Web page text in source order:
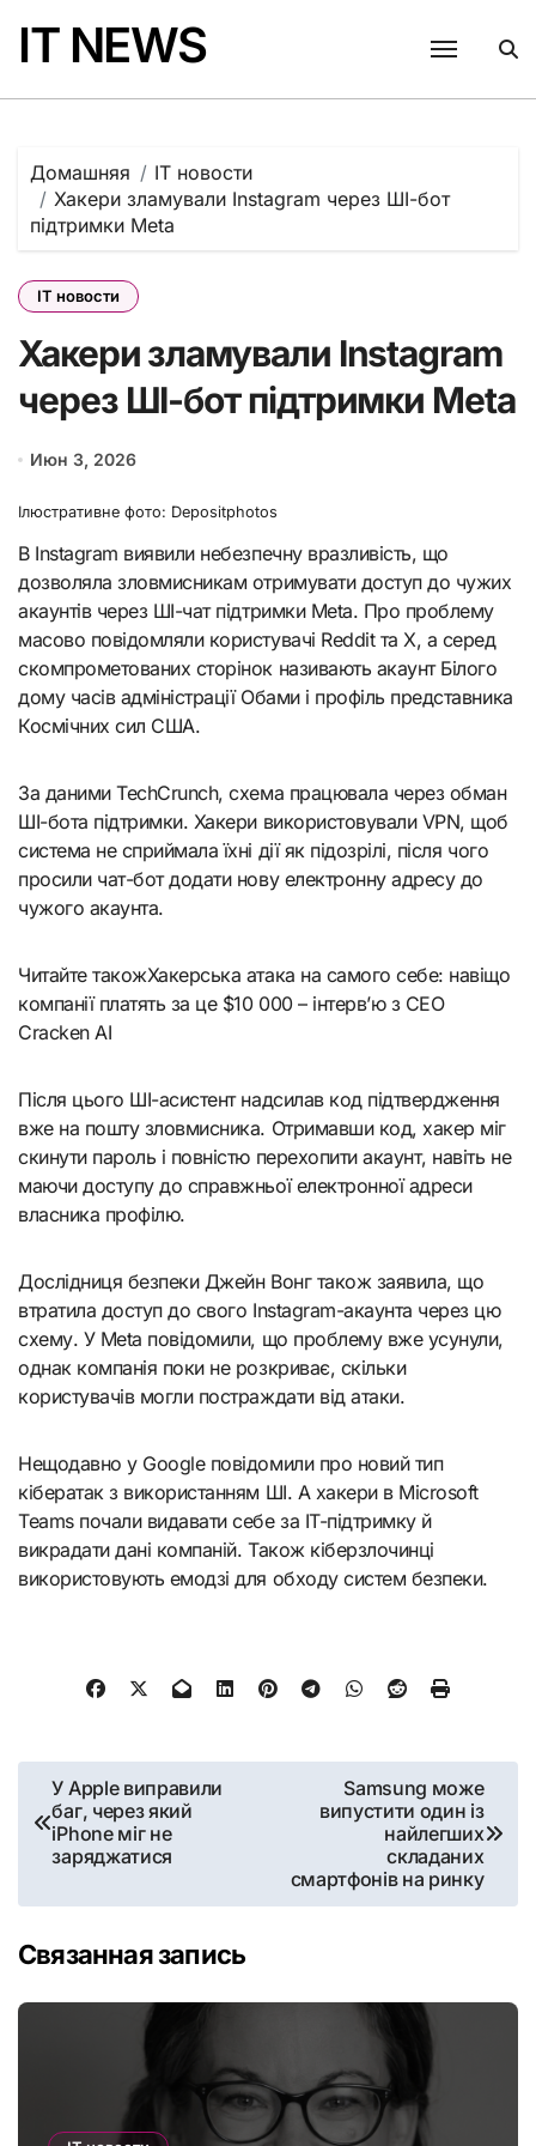
содержанию
IT NEWS
Домашняя
IT новости
Хакери зламували Instagram через ШІ-бот
підтримки Meta
IT новости
Хакери зламували Instagram
через ШІ-бот підтримки Meta
Июн 3, 2026
Ілюстративне фото: Depositphotos
В Instagram виявили небезпечну вразливість, що
дозволяла зловмисникам отримувати доступ до чужих
акаунтів через ШІ-чат підтримки Meta. Про проблему
масово повідомляли користувачі Reddit та X, а серед
скомпрометованих сторінок називають акаунт Білого
дому часів адміністрації Обами і профіль представника
Космічних сил США.
За даними TechCrunch, схема працювала через обман
ШІ-бота підтримки. Хакери використовували VPN, щоб
система не сприймала їхні дії як підозрілі, після чого
просили чат-бот додати нову електронну адресу до
чужого акаунта.
Читайте такожХакерська атака на самого себе: навіщо
компанії платять за це $10 000 – інтерв’ю з СЕО
Cracken AI
Після цього ШІ-асистент надсилав код підтвердження
вже на пошту зловмисника. Отримавши код, хакер міг
скинути пароль і повністю перехопити акаунт, навіть не
маючи доступу до справжньої електронної адреси
власника профілю.
Дослідниця безпеки Джейн Вонг також заявила, що
втратила доступ до свого Instagram-акаунта через цю
схему. У Meta повідомили, що проблему вже усунули,
однак компанія поки не розкриває, скільки
користувачів могли постраждати від атаки.
Нещодавно у Google повідомили про новий тип
кібератак з використанням ШІ. А хакери в Microsoft
Teams почали видавати себе за IT-підтримку й
викрадати дані компаній. Також кіберзлочинці
використовують емодзі для обходу систем безпеки.
Навигация
по
записям
У Apple виправили
баг, через який
iPhone міг не
заряджатися
Samsung може
випустити один із
найлегших
складаних
смартфонів на ринку
Связанная запись